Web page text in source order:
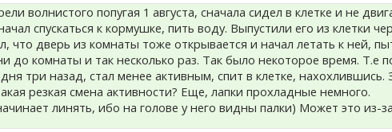
волнистого попугая 1 августа, сначала сидел в клетке и не
спускаться к кормушке, пить воду. Выпустили его из клетки
что дверь из комнаты тоже открывается и начал летать к ней,
до комнаты и так несколько раз. Так было некоторое время. Т.е
три назад, стал менее активным, спит в клетке,
резкая смена активности? Еще, лапки прохладные немного.
линять, ибо на голове у него видны палки) Может это из-